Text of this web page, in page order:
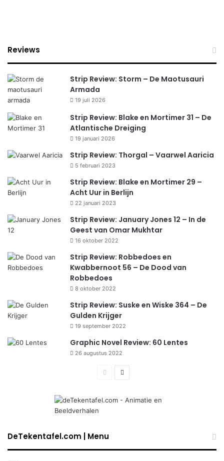
e
n
t
N
v
g
t
e
Reviews
Strip Review: Storm – De Maotusauri
Armada
19 juli 2026
Strip Review: Blake en Mortimer 31 – De
Atlantische Dreiging
19 januari 2026
Strip Review: Thorgal – Vaarwel Aaricia
5 februari 2023
Strip Review: Blake en Mortimer 29 –
Acht Uur in Berlijn
22 januari 2023
Strip Review: January Jones 12 – In de
Geest van Omar Mukhtar
16 oktober 2022
Strip Review: Robbedoes en
Kwabbernoot 56 – De Dood van
Robbedoes
8 oktober 2022
Strip Review: Suske en Wiske 364 – De
Gulden Krijger
19 september 2022
Graphic Novel Review: 60 Lentes
26 augustus 2022
PreviousNext
DeTekentafel.com | Menu